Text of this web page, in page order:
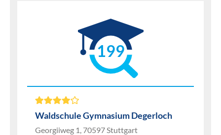
199
Waldschule Gymnasium Degerloch
Georgiiweg 1, 70597 Stuttgart